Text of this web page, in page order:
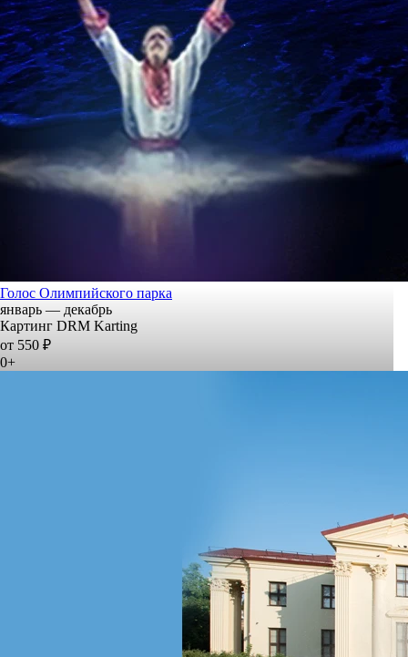
Голос Олимпийского парка
январь — декабрь
Картинг DRM Karting
от 550 ₽
0+